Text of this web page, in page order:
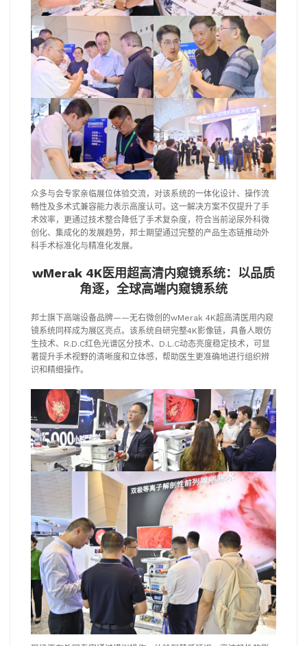
众多与会专家亲临展位体验交流，对该系统的一体化设计、操作流
畅性及多术式兼容能力表示高度认可。这一解决方案不仅提升了手
术效率，更通过技术整合降低了手术复杂度，符合当前泌尿外科微
创化、集成化的发展趋势，邦士期望通过完整的产品生态链推动外
科手术标准化与精准化发展。
wMerak 4K医用超高清内窥镜系统：以品质
角逐，全球高端内窥镜系统
邦士旗下高端设备品牌——无右微创的wMerak 4K超高清医用内窥
镜系统同样成为展区亮点。该系统自研完整4K影像链，具备人眼仿
生技术、R.D.C红色光谱区分技术、D.L.C动态亮度稳定技术，可显
著提升手术视野的清晰度和立体感，帮助医生更准确地进行组织辨
识和精细操作。